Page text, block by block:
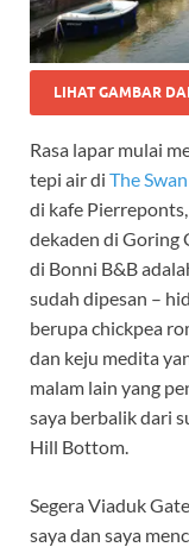
LIHAT GAMBAR
Rasa lapar mulai
tepi air di The Swan
di kafe
dekaden di Goring
di Bonni B&B
sudah dipesan –
berupa chickpea
dan keju medita
malam lain yang
saya berbalik dari
Hill Bottom.
Segera Viaduk
saya dan saya